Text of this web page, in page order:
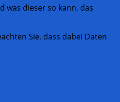
was dieser so kann, das
Sie, dass dabei Daten